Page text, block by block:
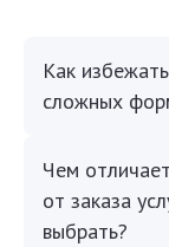
Как
сложных
Чем
от заказа
выбрать?